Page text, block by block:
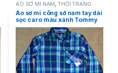
ÁO SƠ MI NAM,THỜI TRANG
NAM Tommy Hilfiger
Áo sơ mi công sở nam tay dài
sọc caro màu xanh Tommy
Hilfiger size L